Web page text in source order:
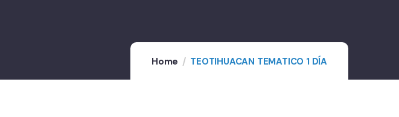
Home TEOTIHUACAN TEMATICO 1 DÍA